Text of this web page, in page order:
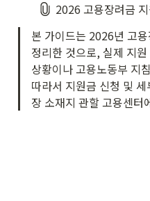
2026 고용장려금
본 가이드는 2026년 고
정리한 것으로, 실제 지
상황이나 고용노동부 지
따라서 지원금 신청 및
장 소재지 관할 고용센터